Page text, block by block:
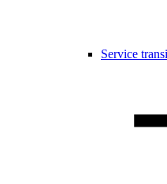
Service